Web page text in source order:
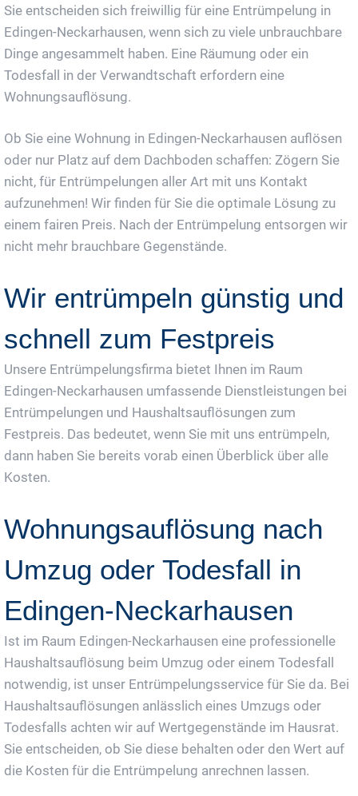
Sie entscheiden sich freiwillig für eine Entrümpelung in
Edingen-Neckarhausen, wenn sich zu viele unbrauchbare
Dinge angesammelt haben. Eine Räumung oder ein
Todesfall in der Verwandtschaft erfordern eine
Wohnungsauflösung.
Ob Sie eine Wohnung in Edingen-Neckarhausen auflösen
oder nur Platz auf dem Dachboden schaffen: Zögern Sie
nicht, für Entrümpelungen aller Art mit uns Kontakt
aufzunehmen! Wir finden für Sie die optimale Lösung zu
einem fairen Preis. Nach der Entrümpelung entsorgen wir
nicht mehr brauchbare Gegenstände.
Wir entrümpeln günstig und
schnell zum Festpreis
Unsere Entrümpelungsfirma bietet Ihnen im Raum
Edingen-Neckarhausen umfassende Dienstleistungen bei
Entrümpelungen und Haushaltsauflösungen zum
Festpreis. Das bedeutet, wenn Sie mit uns entrümpeln,
dann haben Sie bereits vorab einen Überblick über alle
Kosten.
Wohnungsauflösung nach
Umzug oder Todesfall in
Edingen-Neckarhausen
Ist im Raum Edingen-Neckarhausen eine professionelle
Haushaltsauflösung beim Umzug oder einem Todesfall
notwendig, ist unser Entrümpelungsservice für Sie da. Bei
Haushaltsauflösungen anlässlich eines Umzugs oder
Todesfalls achten wir auf Wertgegenstände im Hausrat.
Sie entscheiden, ob Sie diese behalten oder den Wert auf
die Kosten für die Entrümpelung anrechnen lassen.